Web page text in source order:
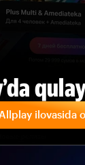
ilovasida